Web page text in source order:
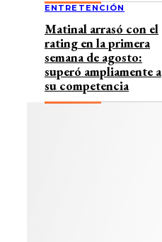
ENTRETENCIÓN
Matinal arrasó con el
rating en la primera
semana de agosto:
superó ampliamente a
su competencia